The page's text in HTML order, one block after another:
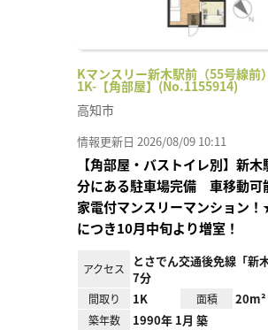
Kマンスリー新木駅前（55号線前
1K-【角部屋】(No.1155914)
高知市
情報更新日 2026/08/09 10:11
【角部屋・バストイレ別】新
分にある駐車場完備 車移動可
家電付マンスリーマンション
につき10月中旬より増室！
アクセス
とさでん交通後免線「新
7分
間取り 1K 面積 20m²
築年数 1990年 1月 築